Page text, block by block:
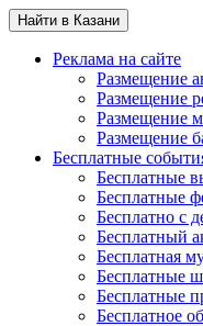
Найти в Казани
Реклама на сайте
Размещение
Размещение
Размещение
Размещение
Бесплатные
Бесплатные
Бесплатные
Бесплатно с
Бесплатный
Бесплатная
Бесплатные
Бесплатные
Бесплатное